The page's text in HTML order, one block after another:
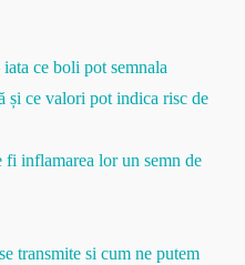
ce boli pot semnala
și ce valori pot indica risc de
inflamarea lor un semn de
transmite si cum ne putem